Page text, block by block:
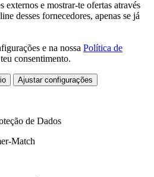
externos e mostrar-te ofertas através
desses fornecedores, apenas se já
e na nossa Política de
consentimento.
Ajustar configurações
de Dados
Match